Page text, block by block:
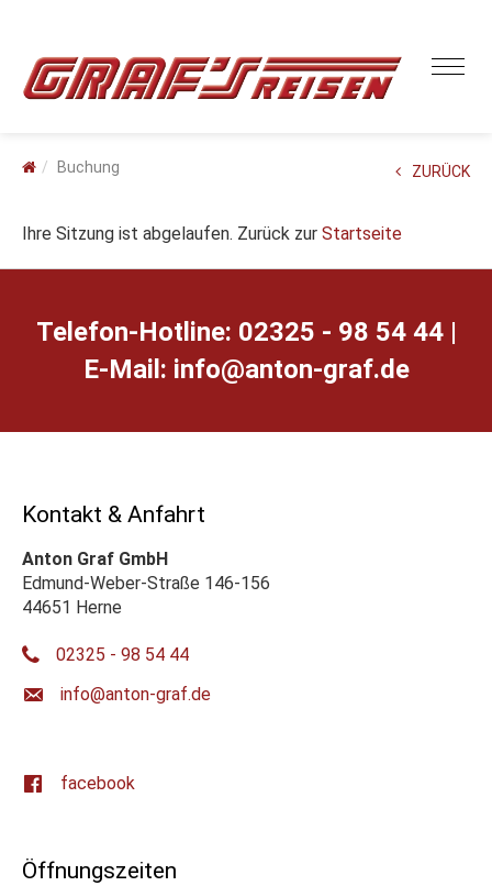
Buchung ZURÜCK
Ihre Sitzung ist abgelaufen. Zurück zur Startseite
Telefon-Hotline: 02325 - 98 54 44 |
E-Mail: ed.farg-notna@ofni
Kontakt & Anfahrt
Anton Graf GmbH
Edmund-Weber-Straße 146-156
44651 Herne
02325 - 98 54 44
ed.farg-notna@ofni
facebook
Öffnungszeiten